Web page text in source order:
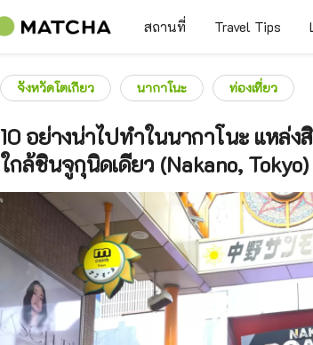
สถานที่ Travel Tips
จังหวัดโตเกียว นากาโนะ ท่องเที่ยว
10 อย่างน่าไปทำในนากาโนะ แหล่
ใกล้ชินจูกุนิดเดียว (Nakano, Tokyo)